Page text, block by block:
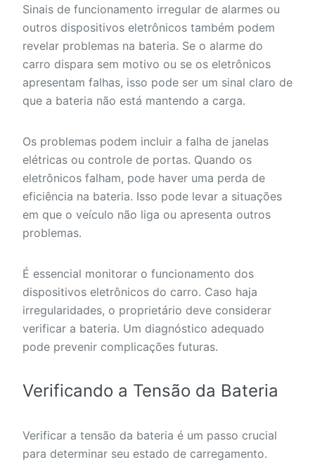
Sinais de funcionamento irregular de alarmes ou
outros dispositivos eletrônicos também podem
revelar problemas na bateria. Se o alarme do
carro dispara sem motivo ou se os eletrônicos
apresentam falhas, isso pode ser um sinal claro de
que a bateria não está mantendo a carga.
Os problemas podem incluir a falha de janelas
elétricas ou controle de portas. Quando os
eletrônicos falham, pode haver uma perda de
eficiência na bateria. Isso pode levar a situações
em que o veículo não liga ou apresenta outros
problemas.
É essencial monitorar o funcionamento dos
dispositivos eletrônicos do carro. Caso haja
irregularidades, o proprietário deve considerar
verificar a bateria. Um diagnóstico adequado
pode prevenir complicações futuras.
Verificando a Tensão da Bateria
Verificar a tensão da bateria é um passo crucial
para determinar seu estado de carregamento.